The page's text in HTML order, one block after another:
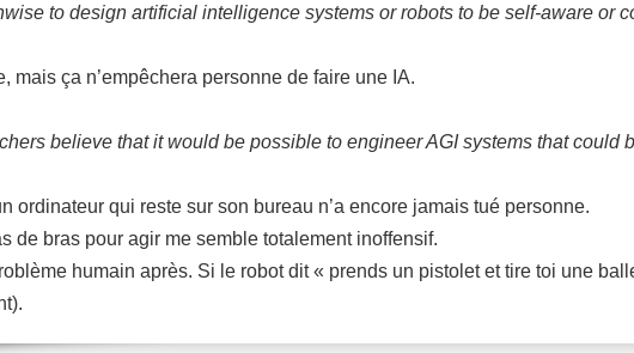
to design artificial intelligence systems or robots to be self-aware or
mais ça n’empêchera personne de faire une IA.
believe that it would be possible to engineer AGI systems that could
ordinateur qui reste sur son bureau n’a encore jamais tué personne.
de bras pour agir me semble totalement inoffensif.
humain après. Si le robot dit « prends un pistolet et tire toi une